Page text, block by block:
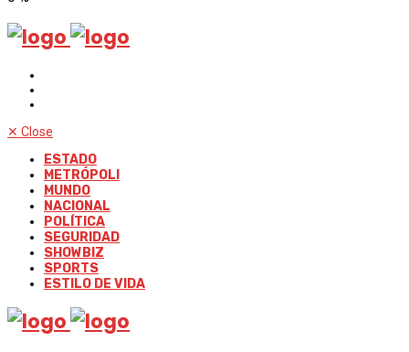
✕ Close
ESTADO
METRÓPOLI
MUNDO
NACIONAL
POLÍTICA
SEGURIDAD
SHOWBIZ
SPORTS
ESTILO DE VIDA